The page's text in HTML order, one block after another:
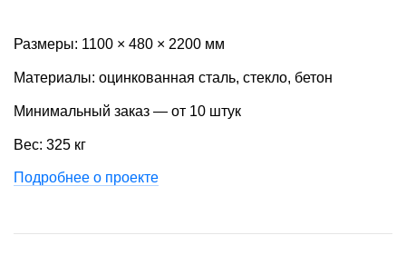
Размеры: 1100 × 480 × 2200 мм
Материалы: оцинкованная сталь, стекло, бетон
Минимальный заказ — от 10 штук
Вес: 325 кг
Подробнее о проекте